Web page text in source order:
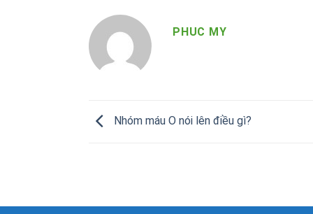
PHUC MY
Nhóm máu O nói lên điều gì?